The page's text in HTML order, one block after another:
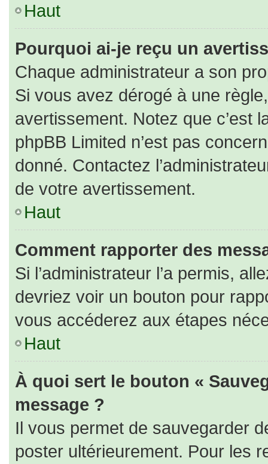
Haut
Pourquoi ai-je reçu un
Chaque administrateur a son
Si vous avez dérogé à une
avertissement. Notez que c’est
phpBB Limited n’est pas
donné. Contactez
de votre avertissement.
Haut
Comment rapporter des
Si l’administrateur l’a permis,
devriez voir un bouton pour
vous accéderez aux étapes
Haut
À quoi sert le bouton «
message ?
Il vous permet de sauvegarder
poster ultérieurement. Pour les